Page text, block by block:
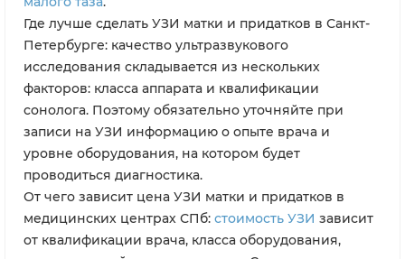
Где лучше сделать УЗИ матки и придатков в Санкт-
Петербурге: качество ультразвукового
исследования складывается из нескольких
факторов: класса аппарата и квалификации
сонолога. Поэтому обязательно уточняйте при
записи на УЗИ информацию о опыте врача и
уровне оборудования, на котором будет
проводиться диагностика.
От чего зависит цена УЗИ матки и придатков в
медицинских центрах СПб: стоимость УЗИ зависит
от квалификации врача, класса оборудования,